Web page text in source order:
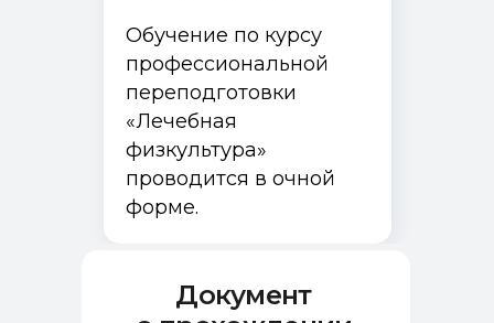
Обучение по курсу
профессиональной
переподготовки
«Лечебная
физкультура»
проводится в очной
форме.
Документ